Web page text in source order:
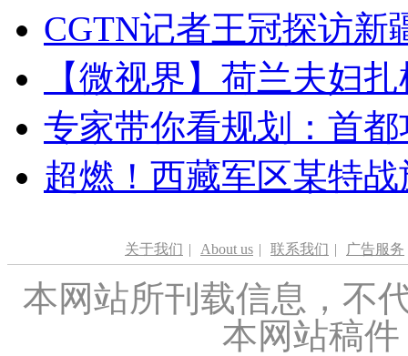
CGTN记者王冠探访新
【微视界】荷兰夫妇
专家带你看规划：首
超燃！西藏军区某特
关于我们 | About us | 联系我们 | 广告服务
本网站所刊载信息，不
本网站稿